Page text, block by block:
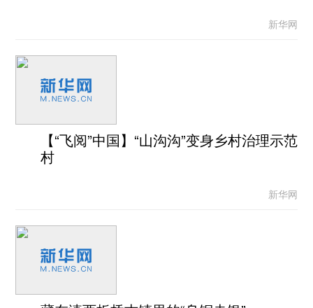
新华网
【“飞阅”中国】“山沟沟”变身乡村治理示范
村
新华网